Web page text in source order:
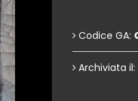
Codice GA:
Archiviata il: